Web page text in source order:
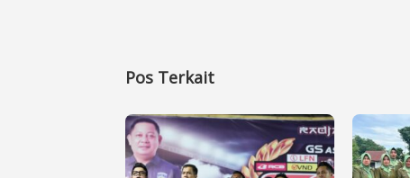
Pos Terkait